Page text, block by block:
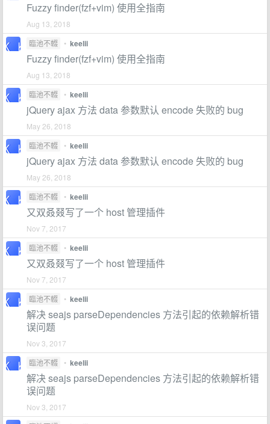
Fuzzy finder(fzf+vim) 使用全指南
Aug 13, 2018
臨池不輟
• keelii
Fuzzy finder(fzf+vim) 使用全指南
Aug 13, 2018
臨池不輟
• keelii
jQuery ajax 方法 data 参数默认 encode 失败的 bug
May 26, 2018
臨池不輟
• keelii
jQuery ajax 方法 data 参数默认 encode 失败的 bug
May 26, 2018
臨池不輟
• keelii
又双叒叕写了一个 host 管理插件
Nov 7, 2017
臨池不輟
• keelii
又双叒叕写了一个 host 管理插件
Nov 7, 2017
臨池不輟
• keelii
解决 seajs parseDependencies 方法引起的依赖解析错
误问题
Nov 3, 2017
臨池不輟
• keelii
解决 seajs parseDependencies 方法引起的依赖解析错
误问题
Nov 3, 2017